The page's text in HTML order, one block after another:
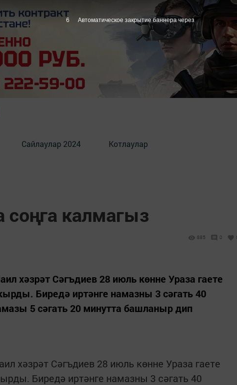
Сайлаулар 2024 Котлаулар
соңга калмагыз
885 0
хәзрәт Сәгъдиев 28 июль көнне Ураза гаете
Биредә иртәнге намазны 3 сәгать 40
5 сәгать 20 минутта башланыр дип
хәзрәт Сәгъдиев 28 июль көнне Ураза гаете
Биредә иртәнге намазны 3 сәгать 40
5 Автоматическое закрытие баннера через